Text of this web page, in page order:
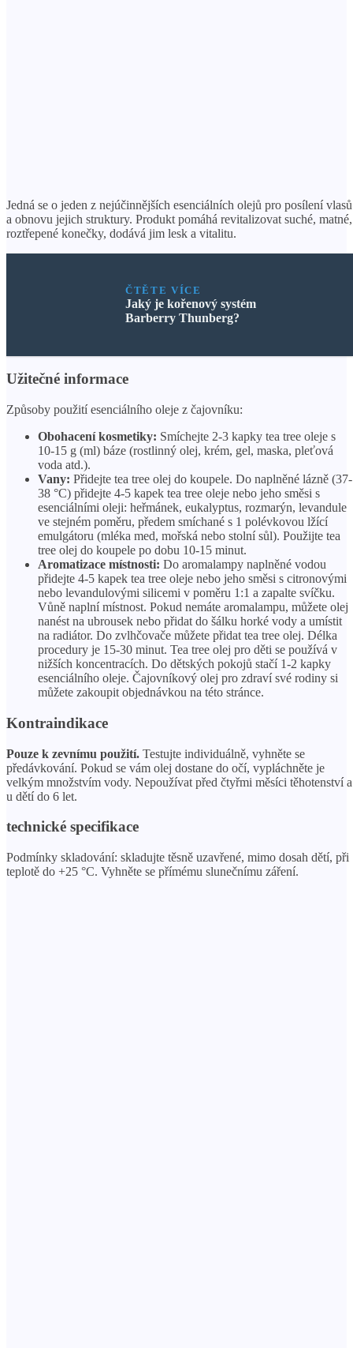
Jedná se o jeden z nejúčinnějších esenciálních olejů pro posílení vlasů
a obnovu jejich struktury. Produkt pomáhá revitalizovat suché, matné,
roztřepené konečky, dodává jim lesk a vitalitu.
ČTĚTE VÍCE
Jaký je kořenový systém
Barberry Thunberg?
Užitečné informace
Způsoby použití esenciálního oleje z čajovníku:
Obohacení kosmetiky: Smíchejte 2-3 kapky tea tree oleje s
10-15 g (ml) báze (rostlinný olej, krém, gel, maska, pleťová
voda atd.).
Vany: Přidejte tea tree olej do koupele. Do naplněné lázně (37-
38 °C) přidejte 4-5 kapek tea tree oleje nebo jeho směsi s
esenciálními oleji: heřmánek, eukalyptus, rozmarýn, levandule
ve stejném poměru, předem smíchané s 1 polévkovou lžící
emulgátoru (mléka med, mořská nebo stolní sůl). Použijte tea
tree olej do koupele po dobu 10-15 minut.
Aromatizace místnosti: Do aromalampy naplněné vodou
přidejte 4-5 kapek tea tree oleje nebo jeho směsi s citronovými
nebo levandulovými silicemi v poměru 1:1 a zapalte svíčku.
Vůně naplní místnost. Pokud nemáte aromalampu, můžete olej
nanést na ubrousek nebo přidat do šálku horké vody a umístit
na radiátor. Do zvlhčovače můžete přidat tea tree olej. Délka
procedury je 15-30 minut. Tea tree olej pro děti se používá v
nižších koncentracích. Do dětských pokojů stačí 1-2 kapky
esenciálního oleje. Čajovníkový olej pro zdraví své rodiny si
můžete zakoupit objednávkou na této stránce.
Kontraindikace
Pouze k zevnímu použití. Testujte individuálně, vyhněte se
předávkování. Pokud se vám olej dostane do očí, vypláchněte je
velkým množstvím vody. Nepoužívat před čtyřmi měsíci těhotenství a
u dětí do 6 let.
technické specifikace
Podmínky skladování: skladujte těsně uzavřené, mimo dosah dětí, při
teplotě do +25 °C. Vyhněte se přímému slunečnímu záření.